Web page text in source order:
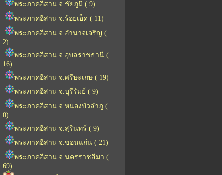
พระภาคอีสาน จ.ชัยภูมิ ( 9)
พระภาคอีสาน จ.ร้อยเอ็ด ( 11)
พระภาคอีสาน จ.อำนาจเจริญ (
2)
พระภาคอีสาน จ.อุบลราชธานี (
16)
พระภาคอีสาน จ.ศรีษะเกษ ( 19)
พระภาคอีสาน จ.บุรีรัมย์ ( 9)
พระภาคอีสาน จ.หนองบัวลำภู (
0)
พระภาคอีสาน จ.สุรินทร์ ( 9)
พระภาคอีสาน จ.ขอนแก่น ( 21)
พระภาคอีสาน จ.นครราชสีมา (
69)